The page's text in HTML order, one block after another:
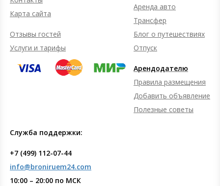
Карта сайта
Отзывы гостей
Услуги и тарифы
Аренда авто
Трансфер
Блог о путешествиях
Отпуск
Арендодателю
Правила размещения
Добавить объявление
Полезные советы
Служба поддержки:
+7 (499) 112-07-44
info@broniruem24.com
10:00 – 20:00 по МСК